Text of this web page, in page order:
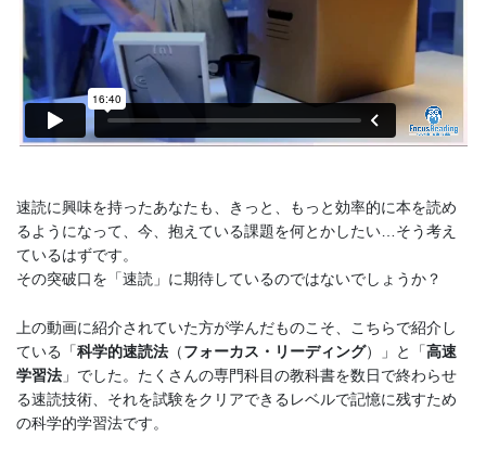
速読に興味を持ったあなたも、きっと、もっと効率的に本を読め
るようになって、今、抱えている課題を何とかしたい…そう考え
ているはずです。
その突破口を「速読」に期待しているのではないでしょうか？
上の動画に紹介されていた方が学んだものこそ、こちらで紹介し
ている「科学的速読法 （フォーカス・リーディング）」と「高速
学習法 」でした。たくさんの専門科目の教科書を数日で終わらせ
る速読技術、それを試験をクリアできるレベルで記憶に残すため
の科学的学習法です。